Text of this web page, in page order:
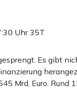
Uhr35T
Es gibt
Mrd. Euro. Rund